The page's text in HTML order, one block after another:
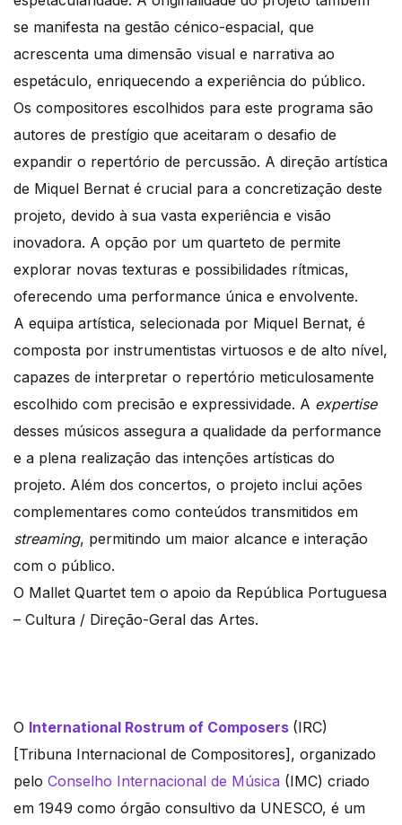
se manifesta na gestão cénico-espacial, que
acrescenta uma dimensão visual e narrativa ao
espetáculo, enriquecendo a experiência do público.
Os compositores escolhidos para este programa são
autores de prestígio que aceitaram o desafio de
expandir o repertório de percussão. A direção artística
de Miquel Bernat é crucial para a concretização deste
projeto, devido à sua vasta experiência e visão
inovadora. A opção por um quarteto de permite
explorar novas texturas e possibilidades rítmicas,
oferecendo uma performance única e envolvente.
A equipa artística, selecionada por Miquel Bernat, é
composta por instrumentistas virtuosos e de alto nível,
capazes de interpretar o repertório meticulosamente
escolhido com precisão e expressividade. A expertise
desses músicos assegura a qualidade da performance
e a plena realização das intenções artísticas do
projeto. Além dos concertos, o projeto inclui ações
complementares como conteúdos transmitidos em
streaming, permitindo um maior alcance e interação
com o público.
O Mallet Quartet tem o apoio da República Portuguesa
– Cultura / Direção-Geral das Artes.
O International Rostrum of Composers (IRC)
[Tribuna Internacional de Compositores], organizado
pelo Conselho Internacional de Música (IMC) criado
em 1949 como órgão consultivo da UNESCO, é um